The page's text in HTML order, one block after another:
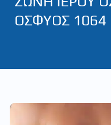
ΟΣΦΥΟΣ 1064